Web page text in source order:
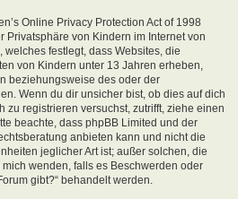
Online Privacy Protection Act of 1998
Privatsphäre von Kindern im Internet von
welches festlegt, dass Websites, die
von Kindern unter 13 Jahren erheben,
beziehungsweise des oder der
Wenn du dir unsicher bist, ob dies auf dich
zu registrieren versuchst, zutrifft, ziehe einen
beachte, dass phpBB Limited und der
anbieten kann und nicht die
jeglicher Art ist; außer solchen, die
wenden, falls es Beschwerden oder
gibt?“ behandelt werden.